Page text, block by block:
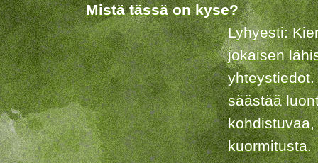
Mistä tässä on kyse?
Lyhyesti:
jokaisen
säästää
kuormitusta.